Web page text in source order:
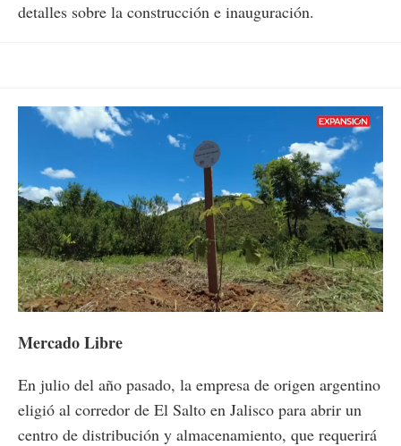
detalles sobre la construcción e inauguración.
Unmute Loaded:
72.26%
Mercado Libre
En julio del año pasado, la empresa de origen argentino
eligió al corredor de El Salto en Jalisco para abrir un
centro de distribución y almacenamiento, que requerirá